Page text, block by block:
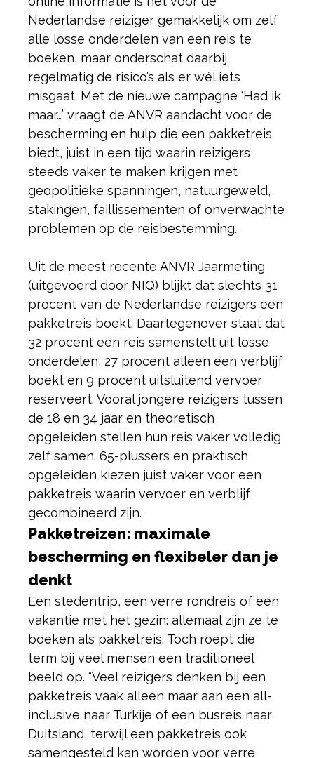
Nederlandse reiziger gemakkelijk om zelf
alle losse onderdelen van een reis te
boeken, maar onderschat daarbij
regelmatig de risico’s als er wél iets
misgaat. Met de nieuwe campagne ‘Had ik
maar…’ vraagt de ANVR aandacht voor de
bescherming en hulp die een pakketreis
biedt, juist in een tijd waarin reizigers
steeds vaker te maken krijgen met
geopolitieke spanningen, natuurgeweld,
stakingen, faillissementen of onverwachte
problemen op de reisbestemming.
Uit de meest recente ANVR Jaarmeting
(uitgevoerd door NIQ) blijkt dat slechts 31
procent van de Nederlandse reizigers een
pakketreis boekt. Daartegenover staat dat
32 procent een reis samenstelt uit losse
onderdelen, 27 procent alleen een verblijf
boekt en 9 procent uitsluitend vervoer
reserveert. Vooral jongere reizigers tussen
de 18 en 34 jaar en theoretisch
opgeleiden stellen hun reis vaker volledig
zelf samen. 65-plussers en praktisch
opgeleiden kiezen juist vaker voor een
pakketreis waarin vervoer en verblijf
gecombineerd zijn.
Pakketreizen: maximale
bescherming en flexibeler dan je
denkt
Een stedentrip, een verre rondreis of een
vakantie met het gezin: allemaal zijn ze te
boeken als pakketreis. Toch roept die
term bij veel mensen een traditioneel
beeld op. “Veel reizigers denken bij een
pakketreis vaak alleen maar aan een all-
inclusive naar Turkije of een busreis naar
Duitsland, terwijl een pakketreis ook
samengesteld kan worden voor verre